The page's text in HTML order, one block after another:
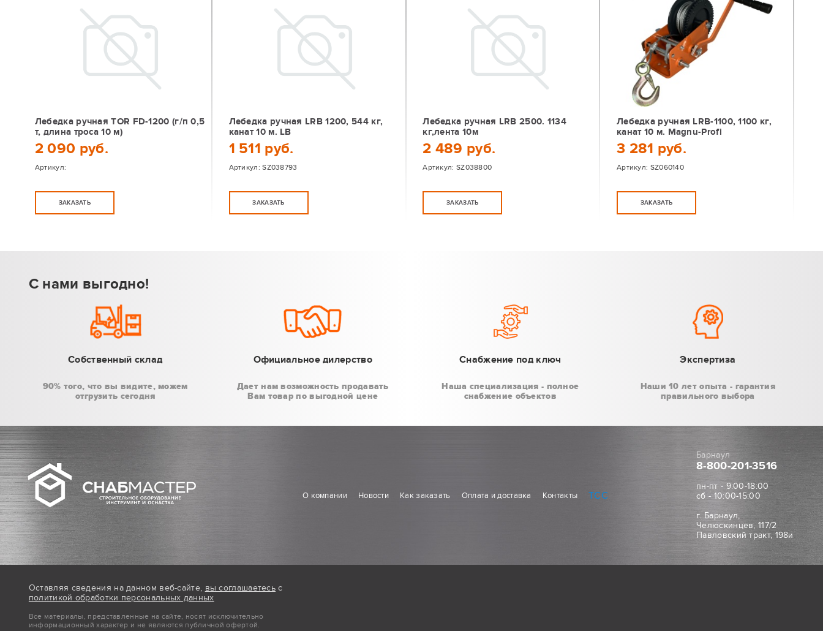
Лебедка ручная TOR FD-1200 (г/п 0,5
т, длина троса 10 м)
2 090 руб.
Артикул:
ЗАКАЗАТЬ
Лебедка ручная LRB 1200, 544 кг,
канат 10 м. LB
1 511 руб.
Артикул:SZ038793
ЗАКАЗАТЬ
Лебедка ручная LRB 2500. 1134
кг,лента 10м
2 489 руб.
Артикул: SZ038800
ЗАКАЗАТЬ
Лебедка ручная LRB-1100, 1100 кг,
канат 10 м. Magnu-Profi
3 281 руб.
Артикул: SZ060140
ЗАКАЗАТЬ
С нами выгодно!
Собственный склад
90% того, что вы видите, можем
отгрузить сегодня
Официальное дилерство
Дает нам возможность продавать
Вам товар по выгодной цене
Снабжение под ключ
Наша специализация - полное
снабжение объектов
Экспертиза
Наши 10 лет опыта - гарантия
правильного выбора
О компании Новости Как заказать Оплата и доставка Контакты ТСС
Барнаул
8-800-201-3516
пн-пт - 9:00-18:00
сб - 10:00-15:00
г. Барнаул,
Челюскинцев, 117/2
Павловский тракт, 198и
Оставляя сведения на данном веб-сайте, вы соглашаетесь с
политикой обработки персональных данных
Все материалы, представленные на сайте, носят исключительно
информационный характер и не являются публичной офертой.